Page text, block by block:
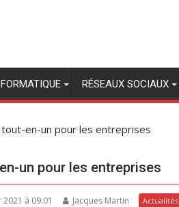
RÉSEAUX SOCIAUX
en-un pour les entreprises
un pour les entreprises
à 09:01 Jacques Martin Actualités